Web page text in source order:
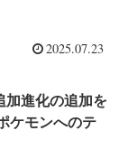
2025.07.23
加進化の追加を
ケモンへのテ